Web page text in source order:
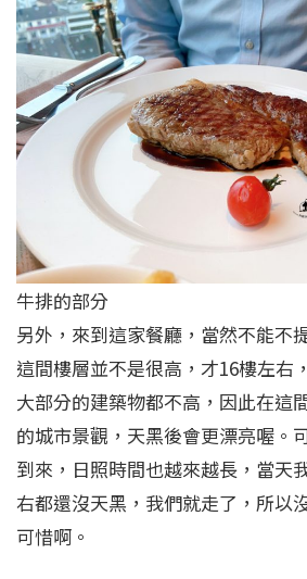
牛排的部分
另外，來到這家餐廳，當然不能不
這間樓層並不是很高，才16樓左右
大部分的建築物都不高，因此在這
的城市景觀，天黑後會更漂亮喔。
到來，日照時間也越來越長，當天
右都還沒天黑，我們就走了，所以
可惜啊。